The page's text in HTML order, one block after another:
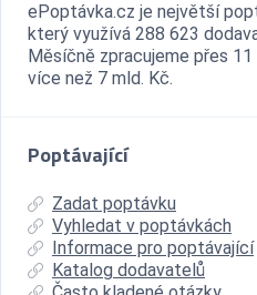
ePoptávka.cz je největší
který využívá 288 623
Měsíčně zpracujeme přes
více než 7 mld. Kč.
Poptávající
Zadat poptávku
Vyhledat v poptávkách
Informace pro poptávající
Katalog dodavatelů